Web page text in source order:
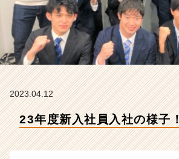
タ
イ
ム
ラ
イ
ン】
チ
ャ
2023.04.12
23年度新入社員入社の様子！